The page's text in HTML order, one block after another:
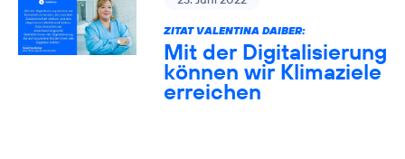
ZITAT VALENTINA DAIBER:
Mit der Digitalisierung
können wir Klimaziele
erreichen